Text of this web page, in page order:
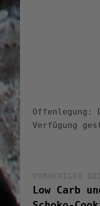
Offenlegung:
Verfügung
Low Carb